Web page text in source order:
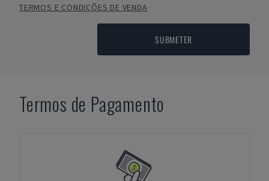
TERMOS E CONDIÇÕES DE VENDA
SUBMETER
Termos de Pagamento